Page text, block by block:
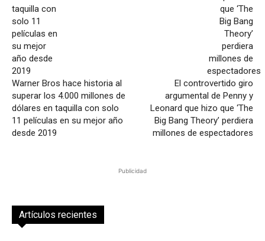
Warner Bros hace historia al
superar los 4.000 millones de
dólares en taquilla con solo
11 películas en su mejor año
desde 2019
El controvertido giro
argumental de Penny y
Leonard que hizo que ‘The
Big Bang Theory’ perdiera
millones de espectadores
Publicidad
Artículos recientes